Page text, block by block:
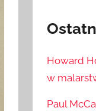
Howard
w
Paul